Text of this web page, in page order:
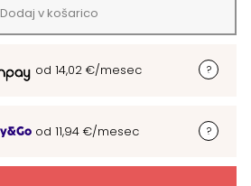
Dodaj v košarico
od 14,02 €/mesec
od 11,94 €/mesec